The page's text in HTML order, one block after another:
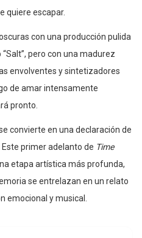
quiere escapar.
con una producción pulida
pero con una madurez
envolventes y sintetizadores
de amar intensamente
pronto.
convierte en una declaración de
primer adelanto de Time
etapa artística más profunda,
se entrelazan en un relato
emocional y musical.